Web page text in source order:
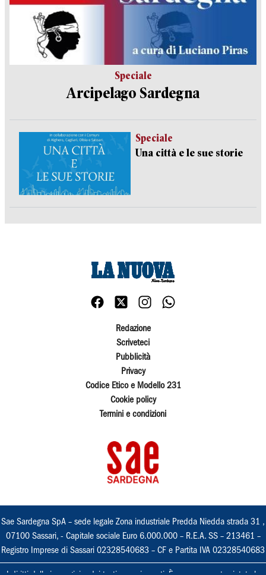
Speciale
Arcipelago Sardegna
Speciale
Una città e le sue storie
Redazione
Scriveteci
Pubblicità
Privacy
Codice Etico e Modello 231
Cookie policy
Termini e condizioni
Sae Sardegna SpA – sede legale Zona industriale Predda Niedda strada 31 ,
07100 Sassari, - Capitale sociale Euro 6.000.000 – R.E.A. SS – 213461 –
Registro Imprese di Sassari 02328540683 – CF e Partita IVA 02328540683